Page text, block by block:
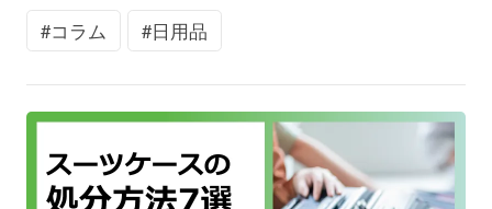
コラム 日用品